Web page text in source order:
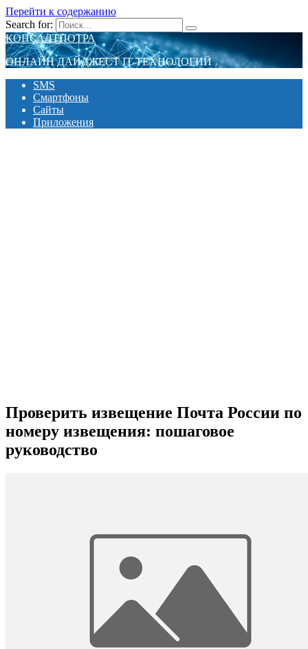
Перейти к содержанию
Search for:
КОНСАЛТПОТРА
ОНЛАЙН ДАЙДЖЕСТ IT-ТЕХНОЛОГИЙ
SMS
Смартфоны
Сайты
Приложения
Проверить извещение Почта России по
номеру извещения: пошаговое
руководство